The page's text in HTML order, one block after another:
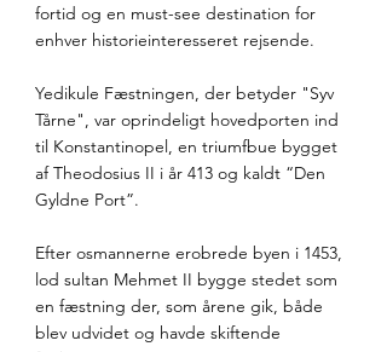
fortid og en must-see destination for
enhver historieinteresseret rejsende.
Yedikule Fæstningen, der betyder "Syv
Tårne", var oprindeligt hovedporten ind
til Konstantinopel, en triumfbue bygget
af Theodosius II i år 413 og kaldt “Den
Gyldne Port”.
Efter osmannerne erobrede byen i 1453,
lod sultan Mehmet II bygge stedet som
en fæstning der, som årene gik, både
blev udvidet og havde skiftende